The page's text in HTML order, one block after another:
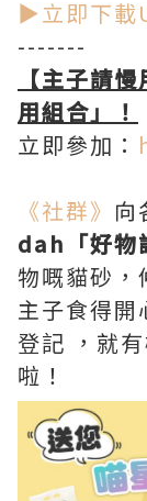
▶立即下
-------
【主子請
用組合」！
立即參加：
《社群》 向
dah「好物
物嘅貓砂，
主子食得開
登記 ，就
啦！